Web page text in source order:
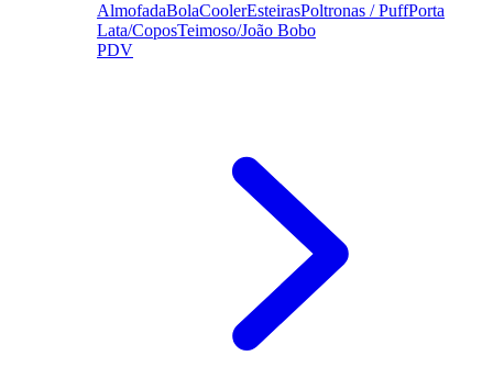
AlmofadaBolaCoolerEsteirasPoltronas / PuffPorta
Lata/CoposTeimoso/João Bobo
PDV